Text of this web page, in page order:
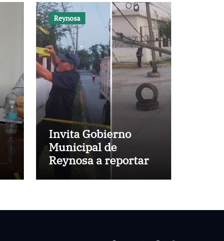
Reynosa
Invita Gobierno
Municipal de
Reynosa a reportar